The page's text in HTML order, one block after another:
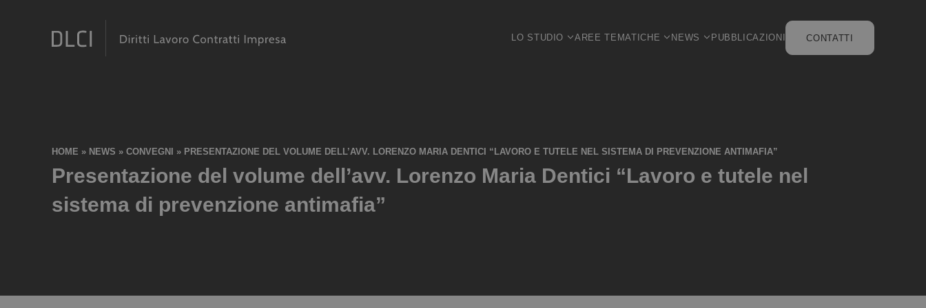
LO STUDIO AREE TEMATICHE NEWS PUBBLICAZIONI CONTATTI
HOME » NEWS »CONVEGNI » PRESENTAZIONE DEL VOLUME DELL’AVV. LORENZO MARIA DENTICI “LAVORO E TUTELE NEL SISTEMA DI PREVENZIONE ANTIMAFIA”
Presentazione del volume dell’avv. Lorenzo Maria Dentici “Lavoro e tutele nel
sistema di prevenzione antimafia”